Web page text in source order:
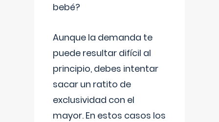
bebé?
Aunque la demanda te
puede resultar difícil al
principio, debes intentar
sacar un ratito de
exclusividad con el
mayor. En estos casos los